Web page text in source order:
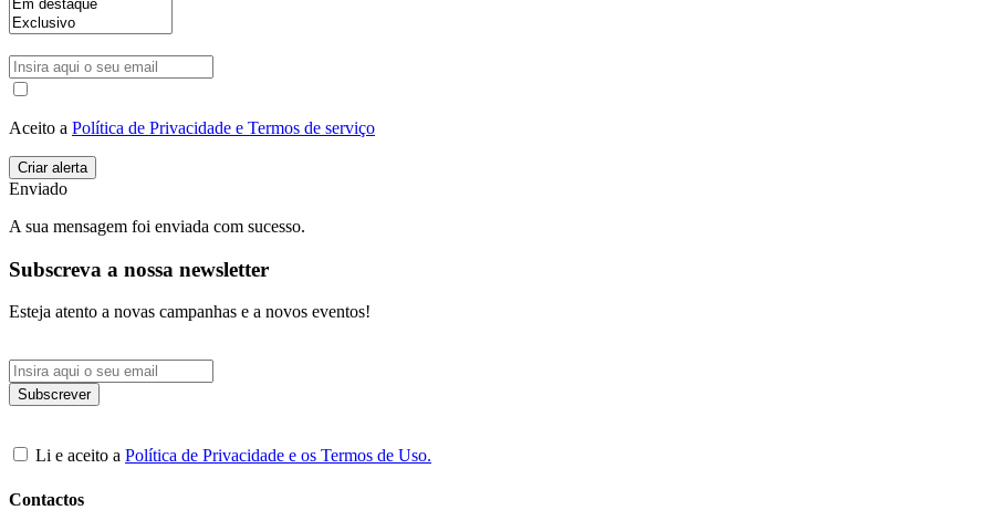
Aceito a Política de Privacidade e Termos de serviço
Enviado
A sua mensagem foi enviada com sucesso.
Subscreva a nossa newsletter
Esteja atento a novas campanhas e a novos eventos!
Li e aceito a Política de Privacidade e os Termos de Uso.
Contactos